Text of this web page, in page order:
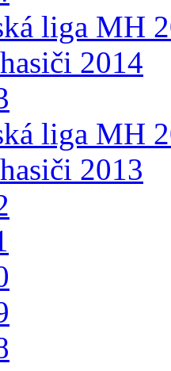
liga MH
2014
liga MH
2013